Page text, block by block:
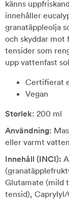
känns
innehåller
granatäppleolja
och skyddar mot
tensider som
upp vattenfast
Certifierat
Vegan
Storlek: 200 ml
Användning:
eller varmt
Innehåll (INCI):
Glutamate (mild
tensid),